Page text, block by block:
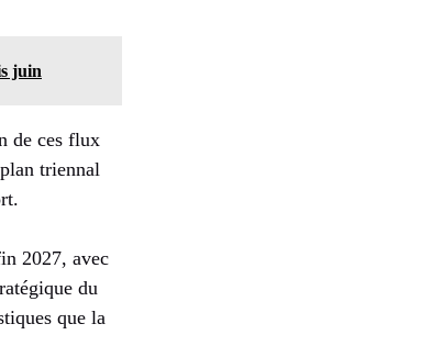
juin
de ces flux
triennal
2027, avec
du
que la